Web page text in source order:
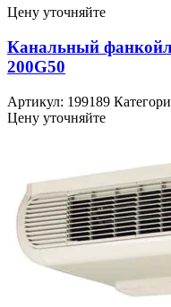
Цену уточняйте
Канальный
200G50
Артикул: 199189
Цену уточняйте